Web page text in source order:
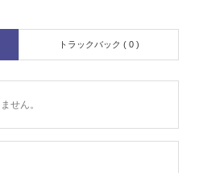
トラックバック ( 0 )
せん。